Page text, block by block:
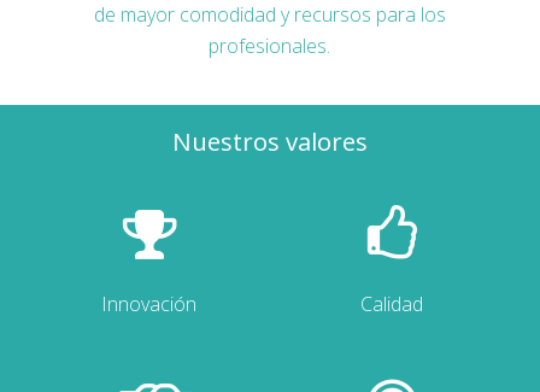
de mayor comodidad y recursos para los
profesionales.
Nuestros valores
Innovación Calidad